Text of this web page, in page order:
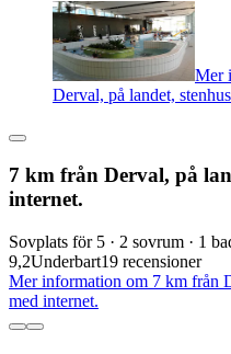
Mer
Derval, på landet,
7 km från Derval, på
internet.
Sovplats för 5 · 2 sovrum · 1
9,2Underbart19 recensioner
Mer information om 7 km från
med internet.